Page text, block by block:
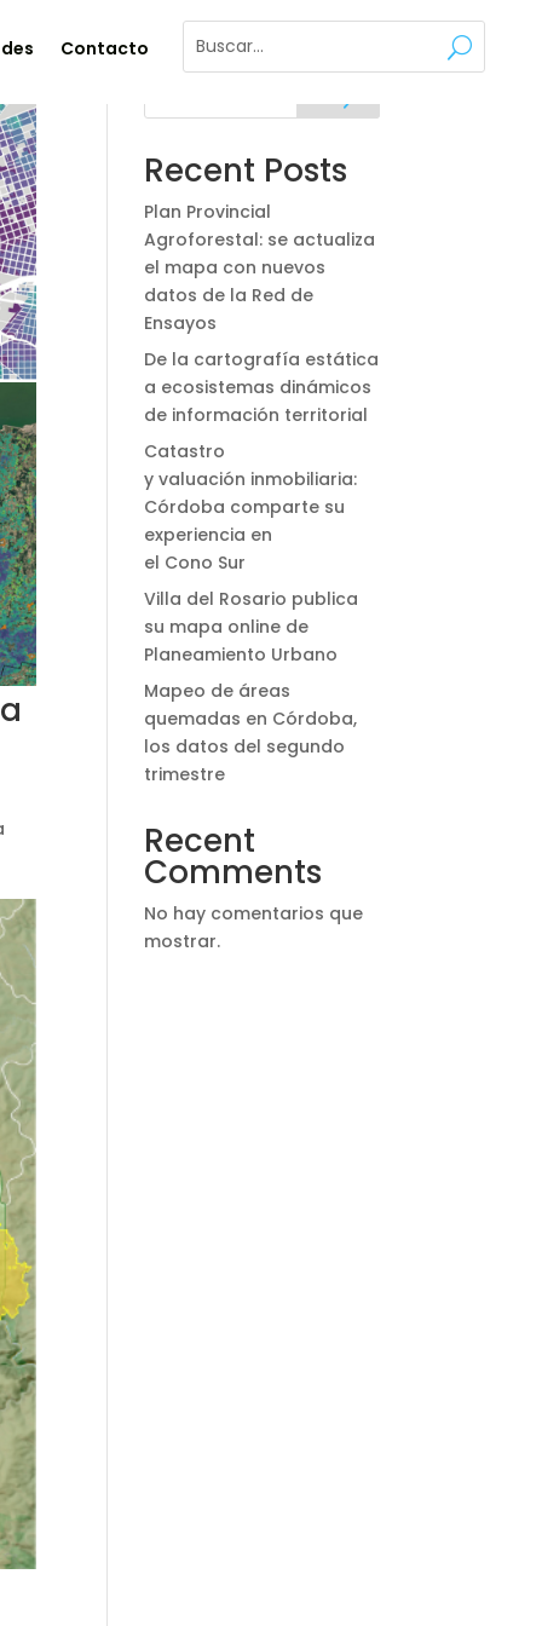
Contacto
Recent Posts
Plan Provincial
Agroforestal: se actualiza
el mapa con nuevos
datos de la Red de
Ensayos
De la cartografía estática
a ecosistemas dinámicos
de información territorial
Catastro
y valuación inmobiliaria:
Córdoba comparte su
experiencia en
el Cono Sur
Villa del Rosario publica
su mapa online de
Planeamiento Urbano
Mapeo de áreas
quemadas en Córdoba,
los datos del segundo
trimestre
Recent
Comments
No hay comentarios que
mostrar.